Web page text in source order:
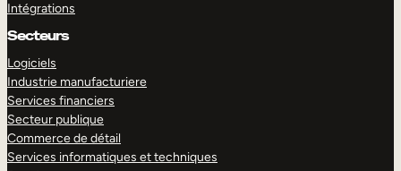
Intégrations
Secteurs
Logiciels
Industrie manufacturiere
Services financiers
Secteur publique
Commerce de détail
Services informatiques et techniques